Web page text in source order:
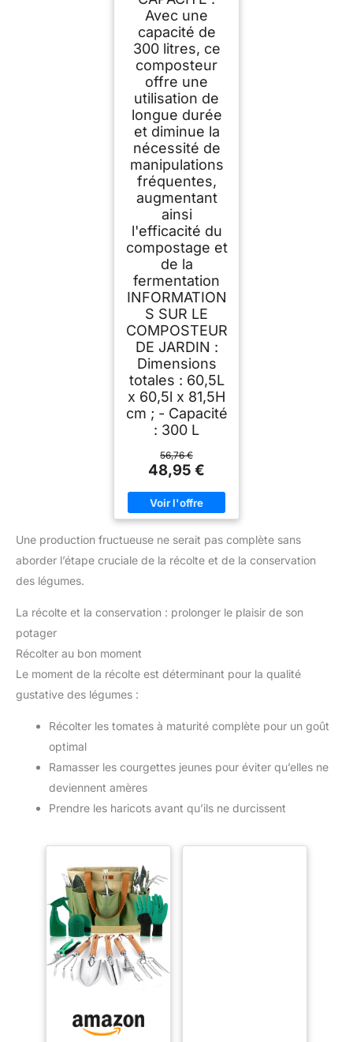
Avec une
capacité de
300 litres, ce
composteur
offre une
utilisation de
longue durée
et diminue la
nécessité de
manipulations
fréquentes,
augmentant
ainsi
l'efficacité du
compostage et
de la
fermentation
INFORMATION
S SUR LE
COMPOSTEUR
DE JARDIN :
Dimensions
totales : 60,5L
x 60,5l x 81,5H
cm ; - Capacité
: 300 L
56,76 €
48,95 €
Une production fructueuse ne serait pas complète sans
aborder l’étape cruciale de la récolte et de la conservation
des légumes.
La récolte et la conservation : prolonger le plaisir de son
potager
Récolter au bon moment
Le moment de la récolte est déterminant pour la qualité
gustative des légumes :
Récolter les tomates à maturité complète pour un goût
optimal
Ramasser les courgettes jeunes pour éviter qu’elles ne
deviennent amères
Prendre les haricots avant qu’ils ne durcissent